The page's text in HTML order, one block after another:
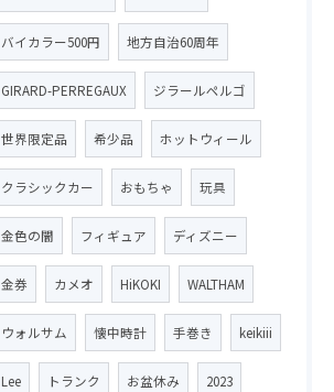
バイカラー500円 地方自治60周年
GIRARD-PERREGAUX ジラールペルゴ
世界限定品 希少品 ホットウィール
クラシックカー おもちゃ 玩具
金色の闇 フィギュア ディズニー
金券 カメオ HiKOKI WALTHAM
ウォルサム 懐中時計 手巻き keikiii
Lee トランク お盆休み 2023